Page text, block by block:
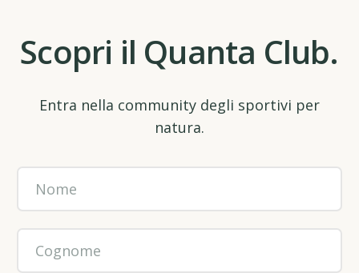
Scopri il Quanta Club.
Entra nella community degli sportivi per
natura.